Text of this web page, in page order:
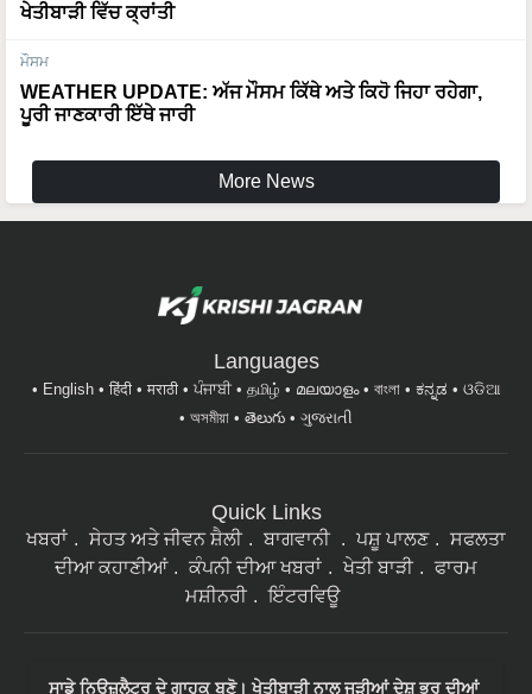
ਖੇਤੀਬਾੜੀ ਵਿੱਚ ਕ੍ਰਾਂਤੀ
ਮੌਸਮ
WEATHER UPDATE: ਅੱਜ ਮੌਸਮ ਕਿੱਥੇ ਅਤੇ ਕਿਹੋ ਜਿਹਾ ਰਹੇਗਾ,
ਪੂਰੀ ਜਾਣਕਾਰੀ ਇੱਥੇ ਜਾਰੀ
More News
Languages
English हिंदी मराठी ਪੰਜਾਬੀ தமிழ் മലയാളം বাংলা ಕನ್ನಡ
ଓଡିଆ
অসমীয়া
తెలుగు ગુજરાતી
Quick Links
ਖਬਰਾਂ ਸੇਹਤ ਅਤੇ ਜੀਵਨ ਸ਼ੈਲੀ ਬਾਗਵਾਨੀ ਪਸ਼ੂ ਪਾਲਣ
ਸਫਲਤਾ
ਦੀਆ ਕਹਾਣੀਆਂ
ਕੰਪਨੀ ਦੀਆ ਖਬਰਾਂ ਖੇਤੀ ਬਾੜੀ
ਫਾਰਮ
ਮਸ਼ੀਨਰੀ
ਇੰਟਰਵਿਊ
ਸਾਡੇ ਨਿਉਜ਼ਲੈਟਰ ਦੇ ਗਾਹਕ ਬਣੋ। ਖੇਤੀਬਾੜੀ ਨਾਲ ਜੁੜੀਆਂ ਦੇਸ਼ ਭਰ ਦੀਆਂ